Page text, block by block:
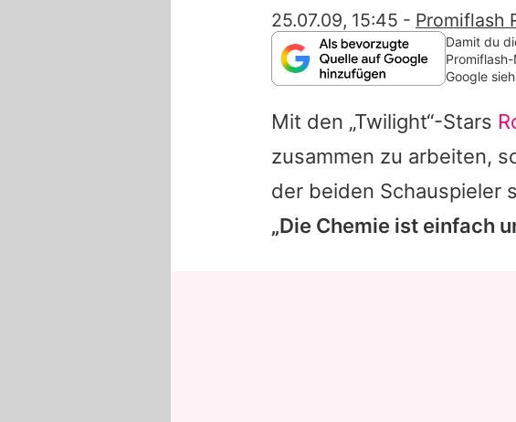
25.07.09, 15:45 - Promiflash
Damit du
Google
Mit den „Twilight“-Stars
zusammen zu arbeiten,
der beiden Schauspieler
„Die Chemie ist einfach